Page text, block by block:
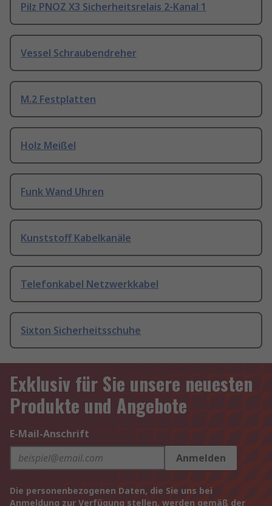
Pilz PNOZ X3 Sicherheitsrelais 2-Kanal 1
Vessel Schraubendreher
M.2 Festplatten
Holz Meißel
Funk Wand Uhren
Kunststoff Kabelkanäle
Telefonkabel Netzwerkkabel
Sixton Sicherheitsschuhe
Exklusiv für Sie unsere neuesten
Produkte und Angebote
E-Mail-Anschrift
Anmelden
Die personenbezogenen Daten, die Sie uns bei
Anmeldung zur Verfügung stellen, werden gemäß der